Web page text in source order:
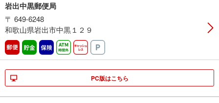
岩出中黒郵便局
〒 649-6248
和歌山県岩出市中黒１２９
郵便 貯金 保険 ATM時間外キャッシュレス
PC版はこちら